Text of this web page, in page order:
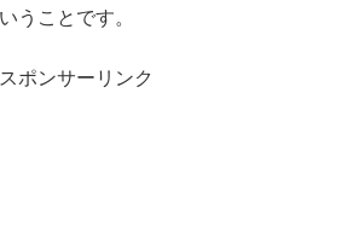
うことです。
スポンサーリンク